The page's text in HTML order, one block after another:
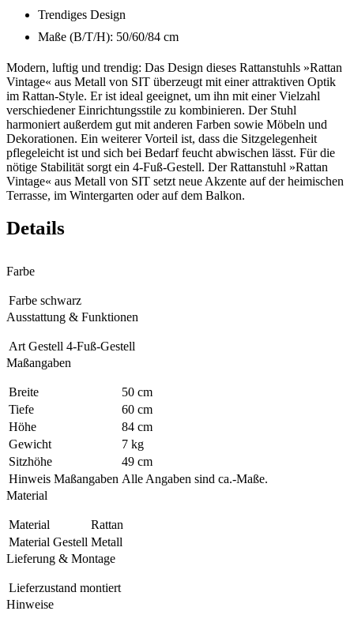
Trendiges Design
Maße (B/T/H): 50/60/84 cm
Modern, luftig und trendig: Das Design dieses Rattanstuhls »Rattan
Vintage« aus Metall von SIT überzeugt mit einer attraktiven Optik
im Rattan-Style. Er ist ideal geeignet, um ihn mit einer Vielzahl
verschiedener Einrichtungsstile zu kombinieren. Der Stuhl
harmoniert außerdem gut mit anderen Farben sowie Möbeln und
Dekorationen. Ein weiterer Vorteil ist, dass die Sitzgelegenheit
pflegeleicht ist und sich bei Bedarf feucht abwischen lässt. Für die
nötige Stabilität sorgt ein 4-Fuß-Gestell. Der Rattanstuhl »Rattan
Vintage« aus Metall von SIT setzt neue Akzente auf der heimischen
Terrasse, im Wintergarten oder auf dem Balkon.
Details
Farbe
Farbe schwarz
Ausstattung & Funktionen
Art Gestell 4-Fuß-Gestell
Maßangaben
Breite
50 cm
Tiefe
60 cm
Höhe
84 cm
Gewicht
7 kg
Sitzhöhe
49 cm
Hinweis Maßangaben Alle Angaben sind ca.-Maße.
Material
Material
Rattan
Material Gestell Metall
Lieferung & Montage
Lieferzustand montiert
Hinweise